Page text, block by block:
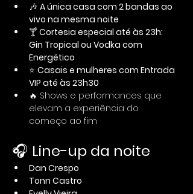
🎶 A única casa com 2 bandas ao
vivo na mesma noite
🍸 Cortesia especial até às 23h:
Gin Tropical ou Vodka com
Energético
⭐ Casais e mulheres com Entrada
VIP até às 23h30
🔥 Shows e performances que
elevam a experiência do
começo ao fim
🎧 Line-up da noite
Dan Crespo
Tonn Castro